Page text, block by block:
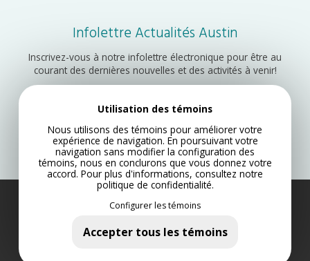
Infolettre Actualités Austin
Inscrivez-vous à notre infolettre électronique pour être au
courant des dernières nouvelles et des activités à venir!
Municipalité d’Austin 2022
Plan du site
Politique de confidentialité
Utilisation des témoins
Nous utilisons des témoins pour améliorer votre
expérience de navigation. En poursuivant votre
navigation sans modifier la configuration des
témoins, nous en conclurons que vous donnez votre
accord. Pour plus d'informations, consultez notre
politique de confidentialité.
Configurer les témoins
Accepter tous les témoins